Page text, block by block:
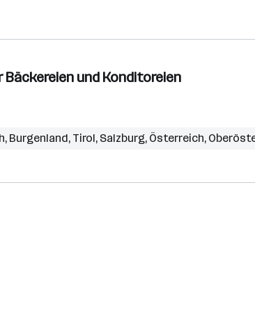
und Konditoreien
, Burgenland, Tirol, Salzburg, Österreich,